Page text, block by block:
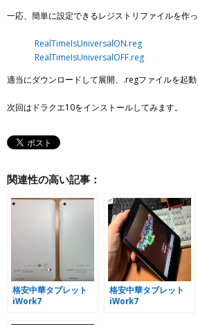
一応、簡単に設定できるレジストリファイルを作っ
RealTimeIsUniversalON.reg
RealTimeIsUniversalOFF.reg
適当にダウンロードして展開、.regファイルを起動
次回はドラクエ10をインストールしてみます。
関連性の高い記事：
格安中華タブレット
iWork7
格安中華タブレット
iWork7